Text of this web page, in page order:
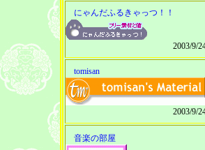
にゃんだふるきゃっつ！！
2003/9/
tomisan
2003/9/
音楽の部屋